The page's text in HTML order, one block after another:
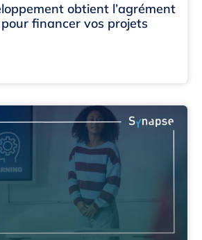
obtient l’agrément
financer vos projets